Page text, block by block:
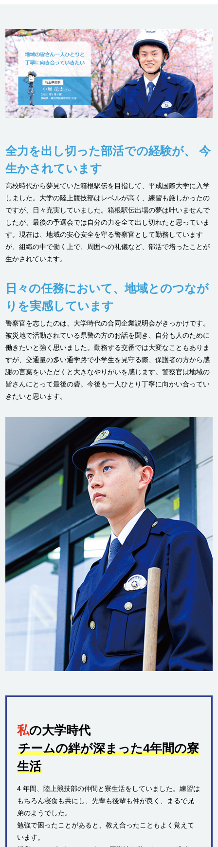
全力を出し切った部活での経験が、
今
生かされています
高校時代から夢見ていた箱根駅伝を目指して、平成国際大学に入学
しました。大学の陸上競技部はレベルが高く、練習も厳しかったの
ですが、日々充実していました。箱根駅伝出場の夢は叶いませんで
したが、最後の予選会では自分の力を全て出し切れたと思っていま
す。現在は、地域の安心安全を守る警察官として勤務しています
が、組織の中で働く上で、周囲への礼儀など、部活で培ったことが
生かされています。
日々の任務において、地域とのつなが
りを実感しています
警察官を志したのは、大学時代の合同企業説明会がきっかけです。
被災地で活動されている県警の方のお話を聞き、自分も人のために
働きたいと強く思いました。勤務する交番では大変なこともありま
すが、交通量の多い通学路で小学生を見守る際、保護者の方から感
謝の言葉をいただくと大きなやりがいを感じます。警察官は地域の
皆さんにとって最後の砦。今後も一人ひとり丁寧に向かい合ってい
きたいと思います。
私の大学時代
チームの絆が深まった4年間の寮
生活
4 年間、陸上競技部の仲間と寮生活をしていました。練習は
もちろん寝食も共にし、先輩も後輩も仲が良く、まるで兄
弟のようでした。
勉強で困ったことがあると、教え合ったこともよく覚えて
います。